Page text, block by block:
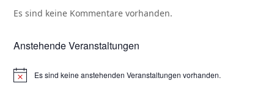
Es sind keine Kommentare vorhanden.
Anstehende Veranstaltungen
Es sind keine anstehenden Veranstaltungen vorhanden.